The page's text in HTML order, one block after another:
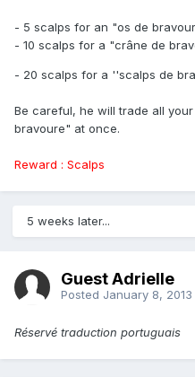
- 5 scalps for an "os de
- 10 scalps for a "crâne de
- 20 scalps for a ''scalps de
Be careful, he will trade all
bravoure" at once.
Reward : Scalps
5 weeks later...
Guest Adrielle
Posted January 8, 2013
Réservé traduction portuguais